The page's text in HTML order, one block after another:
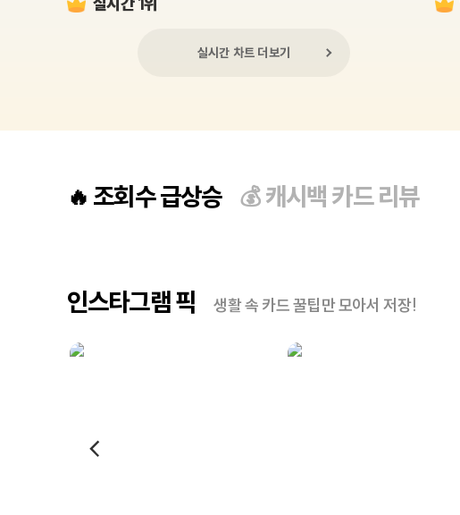
실시간 차트 더보기
🔥 조회수 급상승 💰캐시백 카드 리뷰
인스타그램 픽 생활 속 카드 꿀팁만 모아서 저장!